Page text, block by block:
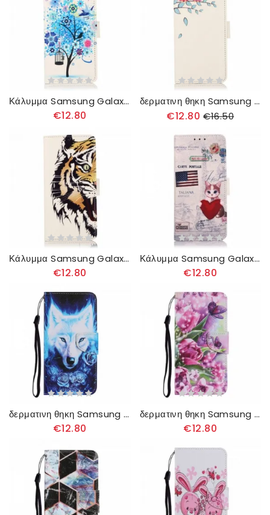
Κάλυμμα Samsung Galaxy A22 4G Ανθισμένο Δέντρο
€12.80
δερματινη θηκη Samsung Galaxy A22 4G Ζευγάρι Κουκουβάγιες Στο Δέντρο
€12.80 €16.50
Κάλυμμα Samsung Galaxy A22 4G Άγριος Τίγρης
€12.80
Κάλυμμα Samsung Galaxy A22 4G Ταξιδιώτης
€12.80
δερματινη θηκη Samsung Galaxy A22 4G Λευκός Λύκος
€12.80
δερματινη θηκη Samsung Galaxy A22 4G Πεταλούδες Και Τουλίπες
€12.80